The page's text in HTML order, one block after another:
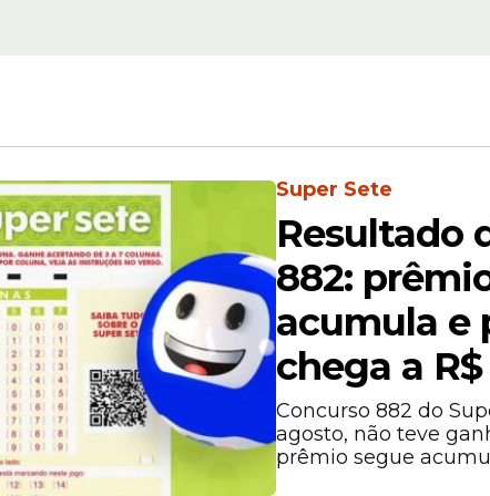
para médicos infectologistas,
psiquiatras e profissionais da
Super Sete
Resultado
882:
acumula e
chega a
Concurso 882 do
agosto, não teve
prêmio segue